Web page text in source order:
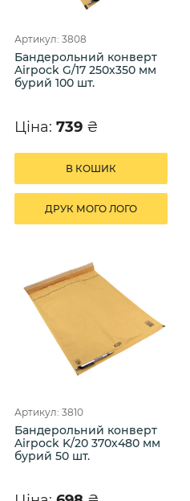
Артикул: 3808
Бандерольний конверт
Airpock G/17 250х350 мм
бурий 100 шт.
Ціна: 739 ₴
В КОШИК
ДРУК МОГО ЛОГО
Артикул: 3810
Бандерольний конверт
Airpock K/20 370х480 мм
бурий 50 шт.